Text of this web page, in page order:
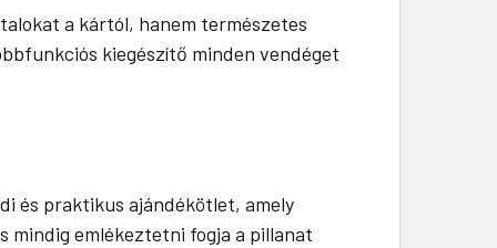
a kártól, hanem természetes
kiegészítő minden vendéget
és praktikus ajándékötlet, amely
mindig emlékeztetni fogja a pillanat